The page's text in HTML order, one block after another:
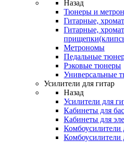
Назад
Тюнеры и
Гитарные,
Гитарные,
Метрономы
Педальные
Рэковые тюнеры
Универсальные
Усилители для гитар
Назад
Усилители для
Кабинеты для
Кабинеты для
Комбоусилители
Комбоусилители